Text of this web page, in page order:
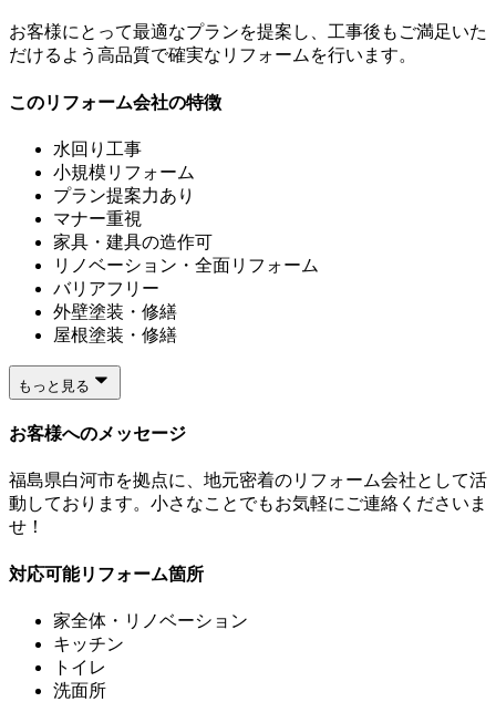
お客様にとって最適なプランを提案し、工事後もご満足いた
だけるよう高品質で確実なリフォームを行います。
このリフォーム会社の特徴
水回り工事
小規模リフォーム
プラン提案力あり
マナー重視
家具・建具の造作可
リノベーション・全面リフォーム
バリアフリー
外壁塗装・修繕
屋根塗装・修繕
もっと見る
お客様へのメッセージ
福島県白河市を拠点に、地元密着のリフォーム会社として活
動しております。小さなことでもお気軽にご連絡くださいま
せ！
対応可能リフォーム箇所
家全体・リノベーション
キッチン
トイレ
洗面所